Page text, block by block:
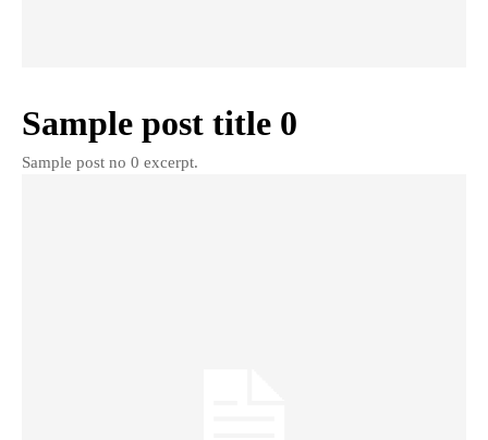
Sample post title 0
Sample post no 0 excerpt.